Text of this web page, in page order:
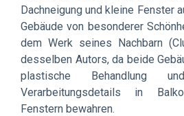
Dachneigung und kleine Fenster
Gebäude von besonderer
dem Werk seines Nachbarn
desselben Autors, da beide
plastische Behandlung
Verarbeitungsdetails in
Fenstern bewahren.